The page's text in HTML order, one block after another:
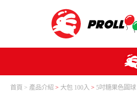
首頁 產品介紹 > 大包 100入 > 5吋糖果色圓球